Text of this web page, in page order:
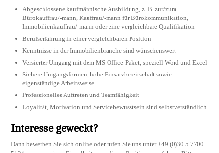
Abgeschlossene kaufmännische Ausbildung, z. B. zur/zum
Bürokauffrau/-mann, Kauffrau/-mann für Bürokommunikation,
Immobilienkauffrau/-mann oder eine vergleichbare Qualifikation
Berufserfahrung in einer vergleichbaren Position
Kenntnisse in der Immobilienbranche sind wünschenswert
Versierter Umgang mit dem MS-Office-Paket, speziell Word und Excel
Sichere Umgangsformen, hohe Einsatzbereitschaft sowie
eigenständige Arbeitsweise
Professionelles Auftreten und Teamfähigkeit
Loyalität, Motivation und Servicebewusstsein sind selbstverständlich
Interesse geweckt?
Dann bewerben Sie sich online oder rufen Sie uns unter +49 (0)30 5 7700